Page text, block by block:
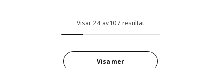
Visar 24 av 107 resultat
Visa mer